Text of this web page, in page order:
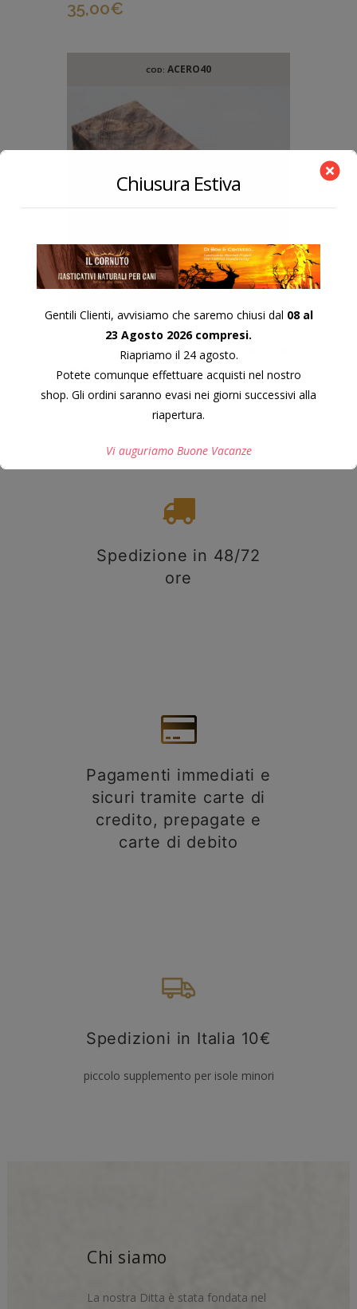
35,00€
COD: ACERO40
BLOCCHETTO IN RADICA DI
ACERO STABILIZZATO 125X42X26
MM.
35,00€
Spedizione in 48/72
ore
Pagamenti immediati e
sicuri tramite carte di
credito, prepagate e
carte di debito
Spedizioni in Italia 10€
piccolo supplemento per isole minori
Chi siamo
La nostra Ditta è stata fondata nel
Chiusura Estiva
Gentili Clienti, avvisiamo che saremo chiusi dal 08 al
23 Agosto 2026 compresi.
Riapriamo il 24 agosto.
Potete comunque effettuare acquisti nel nostro
shop. Gli ordini saranno evasi nei giorni successivi alla
riapertura.
Vi auguriamo Buone Vacanze
Questo si chiuderà in